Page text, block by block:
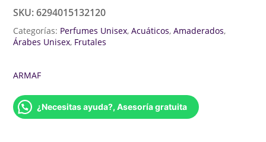
SKU:6294015132120
Categorías: Perfumes Unisex,Acuáticos,Amaderados,
Árabes Unisex, Frutales
ARMAF
¿Necesitas ayuda?, Asesoría gratuita